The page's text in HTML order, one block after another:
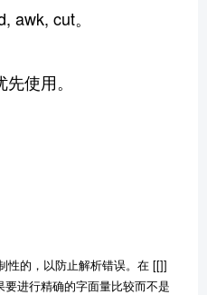
awk, cut。
使用。
性的，以防止解析错误。在 [[]]
进行精确的字面量比较而不是